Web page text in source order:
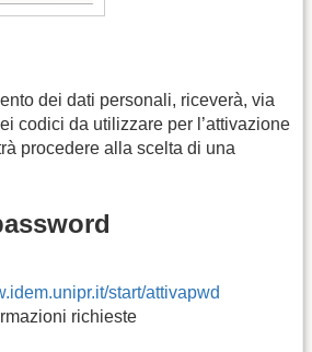
dei dati personali, riceverà, via
codici da utilizzare per l’attivazione
procedere alla scelta di una
start/attivapwd
richieste